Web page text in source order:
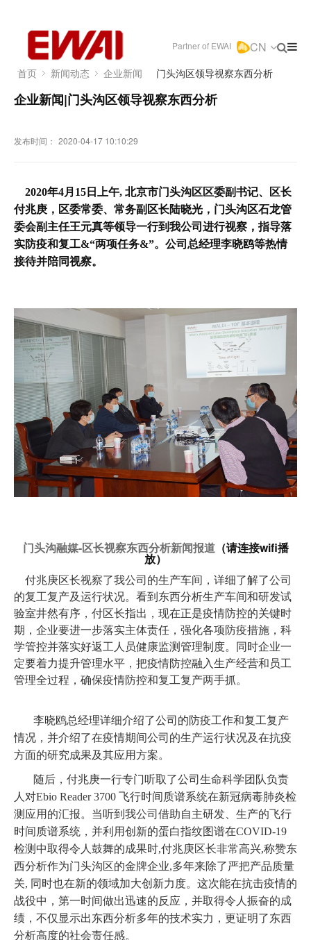
Partner of EWAI CN
首页 新闻动态 企业新闻 门头沟区领导视察东西分析
企业新闻|门头沟区领导视察东西分析
发布时间： 2020-04-17 10:10:29
2020年4月15日上午, 北京市门头沟区区委副书记、区长
付兆庚，区委常委、常务副区长陆晓光，门头沟区石龙管
委会副主任王元真等领导一行到我公司进行视察，指导落
实防疫和复工&“两项任务&”。公司总经理李晓鸥等热情
接待并陪同视察。
门头沟融媒-区长视察东西分析新闻报道（请连接wifi播
放）
付兆庚区长视察了我公司的生产车间，详细了解了公司
的复工复产及运行状况。看到东西分析生产车间和研发试
验室井然有序，付区长指出，现在正是疫情防控的关键时
期，企业要进一步落实主体责任，强化各项防疫措施，科
学管控并落实好返工人员健康监测管理制度。同时企业一
定要着力提升管理水平，把疫情防控融入生产经营和员工
管理全过程，确保疫情防控和复工复产两手抓。
李晓鸥总经理详细介绍了公司的防疫工作和复工复产
情况，并介绍了在疫情期间公司的生产运行状况及在抗疫
方面的研究成果及其应用方案。
随后，付兆庚一行专门听取了公司生命科学团队负责
人对Ebio Reader 3700 飞行时间质谱系统在新冠病毒肺炎检
测应用的汇报。当听到我公司借助自主研发、生产的飞行
时间质谱系统，并利用创新的蛋白指纹图谱在COVID-19
检测中取得令人鼓舞的成果时,付兆庚区长非常高兴,称赞东
西分析作为门头沟区的金牌企业,多年来除了严把产品质量
关, 同时也在新的领域加大创新力度。这次能在抗击疫情的
战役中，第一时间做出迅速的反应，并取得令人振奋的成
绩，不仅显示出东西分析多年的技术实力，更证明了东西
分析高度的社会责任感。